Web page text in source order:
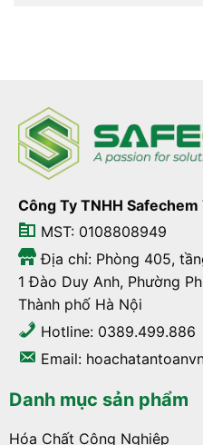
Công Ty TNHH Safechem
MST: 0108808949
Địa chỉ: Phòng 405,
1 Đào Duy Anh, Phường
Thành phố Hà Nội
Hotline: 0389.499.886
Email:
Danh mục sản phẩm
Hóa Chất Công Nghiệp